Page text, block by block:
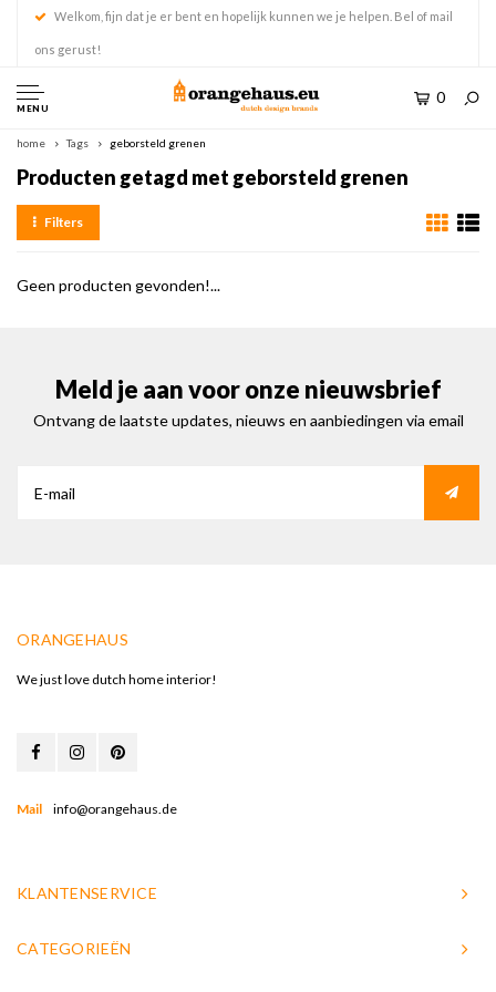
Welkom, fijn dat je er bent en hopelijk kunnen we je helpen. Bel of mail
ons gerust!
MENU
0
home Tags geborsteld grenen
Producten getagd met geborsteld grenen
Filters
Geen producten gevonden!...
Meld je aan voor onze nieuwsbrief
Ontvang de laatste updates, nieuws en aanbiedingen via email
ORANGEHAUS
We just love dutch home interior!
Mail info@orangehaus.de
KLANTENSERVICE
CATEGORIEËN